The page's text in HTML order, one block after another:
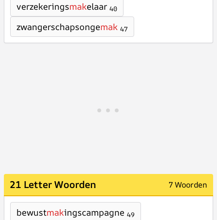
verzekeringsmakelaar 40
zwangerschapsongemak 47
21 Letter Woorden 7 Woorden
bewustmakingscampagne 49